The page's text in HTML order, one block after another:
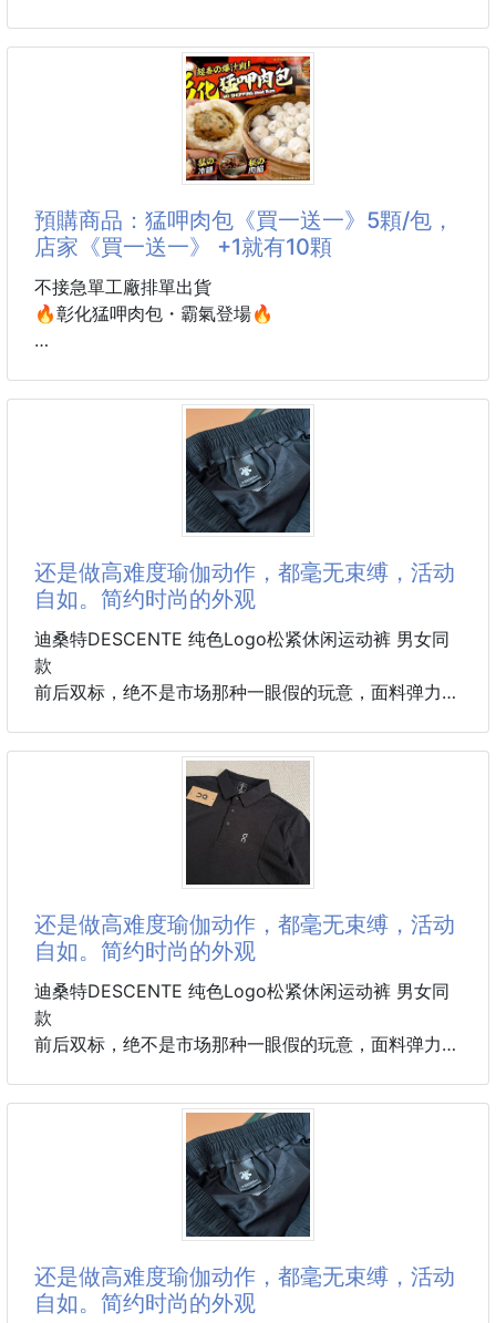
真的會被大家直接堆到公司最陰暗的角落去😵
去年中秋開賣當天，開賣沒多久就被搶購一空，
🔸尺寸:EU 35/36/37/38/39
🦶EVERAU 稱之為“鞋界的天花板”🦶
✨經典款的魅力💕
不張揚卻讓人穿搭的時候總能第一時間想起
-魔鬼粘穿脱搭扣二字带
-勃肯軟木橡膠脚床
✔️鞋面：鞋面牛皮/內里牛二層/底EVA
🔺公司貨附原廠鞋盒🔺
⚠️ 因拍攝光線及螢幕顯示不同，商品顏色可能略有差
異，請以實品為準。
味
預購商品：猛呷肉包《買一送一》5顆/包，
店家《買一送一》 +1就有10顆
不接急單工廠排單出貨
🔥彰化猛呷肉包・霸氣登場🔥
蓬鬆柔軟、微Q不乾口，越嚼越香！
真材實料大口豬肉餡，比例超有誠意
一扒開內餡超滿💦
不是空氣包，是扎扎實實的厚實份量！
5顆/包，店家《買一送一》
❌市售一顆32元，10顆320元❌
是那種一口咬下會忍不住點頭的爽感🔥
吃過才知道什麼叫「超好吃」
📦產品資訊
▪ 規
还是做高难度瑜伽动作，都毫无束缚，活动
自如。简约时尚的外观
迪桑特DESCENTE 纯色Logo松紧休闲运动裤 男女同
款
前后双标，绝不是市场那种一眼假的玩意，面料弹力很
市场上通用的聚酯纤维，拥有超强的吸湿排汗功能，能
在你挥洒汗水的瞬间，迅速将汗水导出，让你时刻保持
干爽舒适，毫无黏腻之感。其面料丝滑而又富有弹性，
完美贴合你的身体曲线，让你的每一个动作都流畅自
如，毫无束缚。一上身凉意瞬间袭来，仿佛给双腿敷上
是一绝，跑步、健身时大汗淋漓，几分钟裤子就干爽如
初，完全没有黏腻感 。而且透气性能超强，时刻排出
热气，即使在闷热的三伏天，双腿也
还是做高难度瑜伽动作，都毫无束缚，活动
自如。简约时尚的外观
迪桑特DESCENTE 纯色Logo松紧休闲运动裤 男女同
款
前后双标，绝不是市场那种一眼假的玩意，面料弹力很
市场上通用的聚酯纤维，拥有超强的吸湿排汗功能，能
在你挥洒汗水的瞬间，迅速将汗水导出，让你时刻保持
干爽舒适，毫无黏腻之感。其面料丝滑而又富有弹性，
完美贴合你的身体曲线，让你的每一个动作都流畅自
如，毫无束缚。一上身凉意瞬间袭来，仿佛给双腿敷上
是一绝，跑步、健身时大汗淋漓，几分钟裤子就干爽如
初，完全没有黏腻感 。而且透气性能超强，时刻排出
还是做高难度瑜伽动作，都毫无束缚，活动
自如。简约时尚的外观